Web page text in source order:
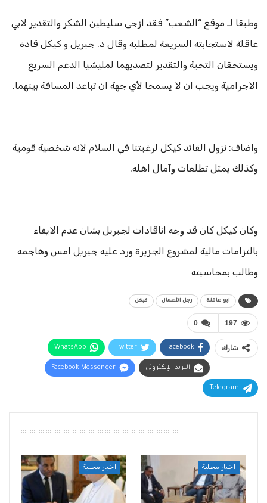
وطبقا لـ موقع “الشعب” فقد ازجى سليطين الشكر والتقدير لابي
عاقلة لاستجابته السريعة لمطلبه وقال د. جبريل و كيكل قادة
ويستحقان التحية والتقدير لتصديهما لمليشيا الدعم السريع
الاجرامية ويجب ان لا يسمحا لأي جهة ان تباعد المسافة بينهما.
واضاف: نزول القائد كيكل لرغبتنا في السلام لانه شخصية قومية
وكذلك يمثل تطلعات وآمال اهله.
وكان كيكل كان قد وجه اناقادات لجبريل بشان عدم الايفاء
بالتزامات مالية لمشروع الجزيرة ورد عليه جبريل امس وهاجمه
وطالب بمحاسبته
ابو عاقلة رجل الأعمال كيكل
0 197
شارك Facebook
Twitter
WhatsApp
البريد الإلكتروني Facebook Messenger
Telegram
اخبار محلية اخبار محلية